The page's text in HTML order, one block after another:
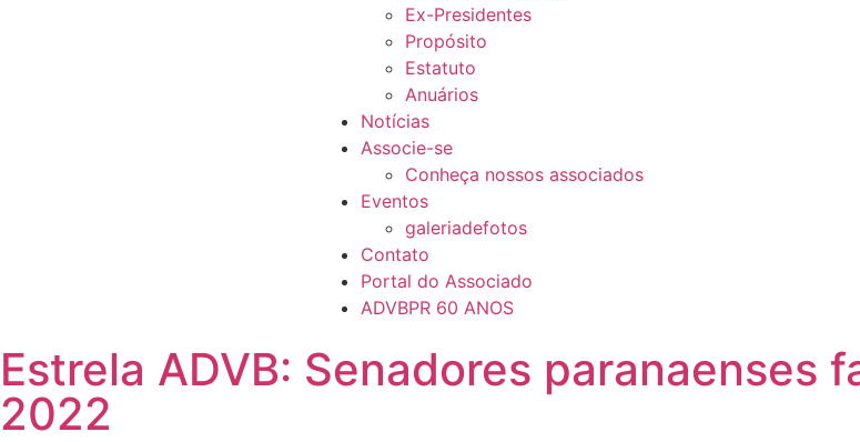
Ex-Presidentes
Propósito
Estatuto
Anuários
Notícias
Associe-se
Conheça nossos associados
Eventos
galeriadefotos
Contato
Portal do Associado
ADVBPR 60 ANOS
Estrela ADVB: Senadores paranaenses
2022